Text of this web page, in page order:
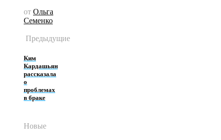
от Ольга
Семенко
Предыдущие
Ким
Кардашьян
рассказала
о
проблемах
в браке
Новые